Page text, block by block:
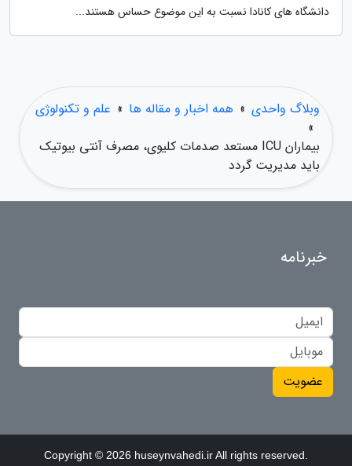
دانشگاه های کانادا نسبت به این موضوع حساس هستند...
وبلاگ واحدی » همه اخبار و مقاله ها » علم و تکنولوژی
»
بیماران ICU مستعد صدمات کلیوی، مصرف آنتی بیوتیک
باید مدیریت گردد
خبرنامه
عضویت
Copyright © 2026 huseynvahedi.ir All rights reserved.